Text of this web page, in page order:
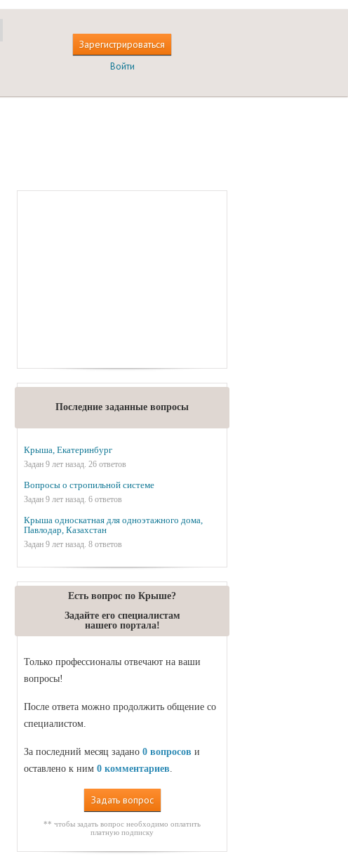
Зарегистрироваться
Войти
Последние заданные вопросы
Крыша, Екатеринбург
Задан 9 лет назад. 26 ответов
Вопросы о стропильной системе
Задан 9 лет назад. 6 ответов
Крыша односкатная для одноэтажного дома,
Павлодар, Казахстан
Задан 9 лет назад. 8 ответов
Есть вопрос по Крыше?
Задайте его специалистам
нашего портала!
Только профессионалы отвечают на ваши
вопросы!
После ответа можно продолжить общение со
специалистом.
За последний месяц задано 0 вопросов и
оставлено к ним 0 комментариев
Задать вопрос
** чтобы задать вопрос необходимо оплатить
платную подписку